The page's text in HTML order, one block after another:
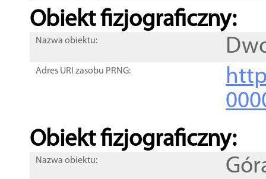
Obiekt fizjograficzny:
Nazwa obiektu:
Adres URI zasobu PRNG:
Obiekt fizjograficzny:
Nazwa obiektu: